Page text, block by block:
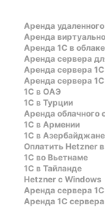
Аренда
Аренда
Аренда 1С в облаке
Аренда сервера
Аренда сервера
Аренда сервера
1C в ОАЭ
1C в Турции
Аренда облачного
1С в Армении
1С в Азербайджане
Оплатить Hetzner
1С во Вьетнаме
1С в Тайланде
Hetzner c Windows
Аренда сервера
Аренда 1С сервера